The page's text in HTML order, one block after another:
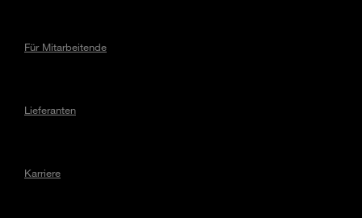
Für Mitarbeitende
Lieferanten
Karriere